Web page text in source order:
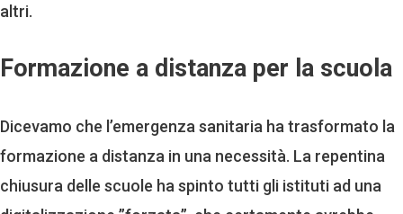
altri.
Formazione a distanza per la scuola
Dicevamo che l’emergenza sanitaria ha trasformato la
formazione a distanza in una necessità. La repentina
chiusura delle scuole ha spinto tutti gli istituti ad una